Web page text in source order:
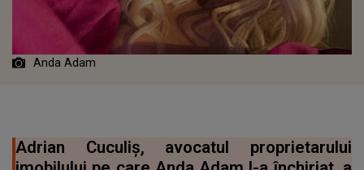
Anda Adam
Adrian Cuculiș, avocatul proprietarului